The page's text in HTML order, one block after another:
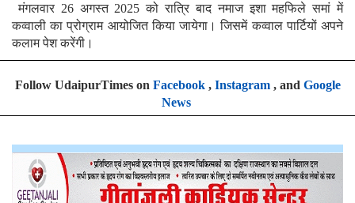
मंगलवार 26 अगस्त 2025 को रात्रि बाद नमाज इशा महफिले समां में
कव्वाली का प्रोग्राम आयोजित किया जायेगा। जिसमें कव्वाल पार्टियों अपने
कलाम पेश करेंगी।
Follow UdaipurTimes on Facebook, Instagram, and Google
News